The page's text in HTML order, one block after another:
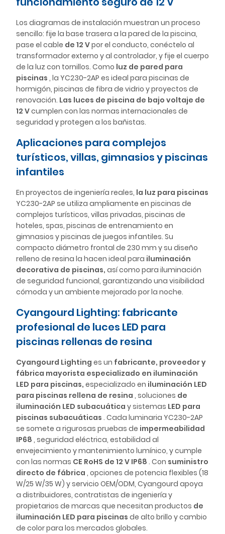
Los diagramas de instalación muestran un proceso
sencillo: fije la base trasera a la pared de la piscina,
pase el cable de 12 Vpor el conducto, conéctelo al
transformador externo y al controlador, y fije el cuerpo
de la luz con tornillos. Como luz de pared para
piscinas , la YC230-2AP es ideal para piscinas de
hormigón, piscinas de fibra de vidrio y proyectos de
renovación. Las luces de piscina de bajo voltaje de
12 Vcumplen con las normas internacionales de
seguridad y protegen a los bañistas.
Aplicaciones para complejos
turísticos, villas, gimnasios y piscinas
infantiles
En proyectos de ingeniería reales, la luz para piscinas
YC230-2AP se utiliza ampliamente en piscinas de
complejos turísticos, villas privadas, piscinas de
hoteles, spas, piscinas de entrenamiento en
gimnasios y piscinas de juegos infantiles. Su
compacto diámetro frontal de 230 mm y su diseño
relleno de resina la hacen ideal para iluminación
decorativa de piscinas, así como para iluminación
de seguridad funcional, garantizando una visibilidad
cómoda y un ambiente mejorado por la noche.
Cyangourd Lighting: fabricante
profesional de luces LED para
piscinas rellenas de resina
Cyangourd Lighting es un fabricante, proveedor y
fábrica mayorista especializado en iluminación
LED para piscinas, especializado en iluminación LED
para piscinas rellena de resina , soluciones de
iluminación LED subacuática y sistemas LED para
piscinas subacuáticas . Cada luminaria YC230-2AP
se somete a rigurosas pruebas de impermeabilidad
IP68 , seguridad eléctrica, estabilidad al
envejecimiento y mantenimiento lumínico, y cumple
con las normas CE RoHS de 12 V IP68 . Con suministro
directo de fábrica , opciones de potencia flexibles (18
W/25 W/35 W) y servicio OEM/ODM, Cyangourd apoya
a distribuidores, contratistas de ingeniería y
propietarios de marcas que necesitan productos de
iluminación LED para piscinas de alto brillo y cambio
de color para los mercados globales.